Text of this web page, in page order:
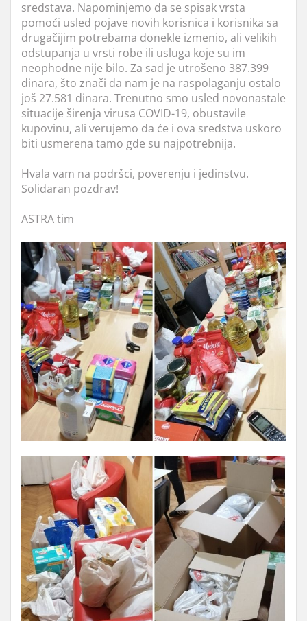
sredstava. Napominjemo da se spisak vrsta
pomoći usled pojave novih korisnica i korisnika sa
drugačijim potrebama donekle izmenio, ali velikih
odstupanja u vrsti robe ili usluga koje su im
neophodne nije bilo. Za sad je utrošeno 387.399
dinara, što znači da nam je na raspolaganju ostalo
još 27.581 dinara. Trenutno smo usled novonastale
situacije širenja virusa COVID-19, obustavile
kupovinu, ali verujemo da će i ova sredstva uskoro
biti usmerena tamo gde su najpotrebnija.
Hvala vam na podršci, poverenju i jedinstvu.
Solidaran pozdrav!
ASTRA tim